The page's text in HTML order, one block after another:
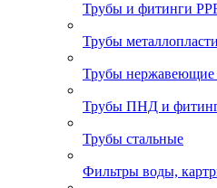
Трубы и фитинги
Трубы
Трубы
Трубы ПНД и
Трубы стальные
Фильтры воды,